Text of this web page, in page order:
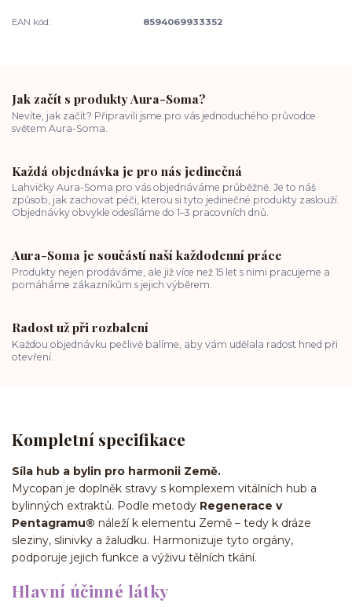
EAN kód: 8594069933352
Jak začít s produkty Aura-Soma?
Nevíte, jak začít? Připravili jsme pro vás jednoduchého průvodce
světem Aura-Soma.
Každá objednávka je pro nás jedinečná
Lahvičky Aura-Soma pro vás objednáváme průběžně. Je to náš
způsob, jak zachovat péči, kterou si tyto jedinečné produkty zaslouží.
Objednávky obvykle odesíláme do 1–3 pracovních dnů.
Aura-Soma je součástí naší každodenní práce
Produkty nejen prodáváme, ale již více než 15 let s nimi pracujeme a
pomáháme zákazníkům s jejich výběrem.
Radost už při rozbalení
Každou objednávku pečlivě balíme, aby vám udělala radost hned při
otevření.
Kompletní specifikace
Síla hub a bylin pro harmonii Země.
Mycopan je doplněk stravy s komplexem vitálních hub a
bylinných extraktů. Podle metody Regenerace v
Pentagramu® náleží k elementu Země – tedy k dráze
sleziny, slinivky a žaludku. Harmonizuje tyto orgány,
podporuje jejich funkce a výživu tělních tkání.
Hlavní účinné látky